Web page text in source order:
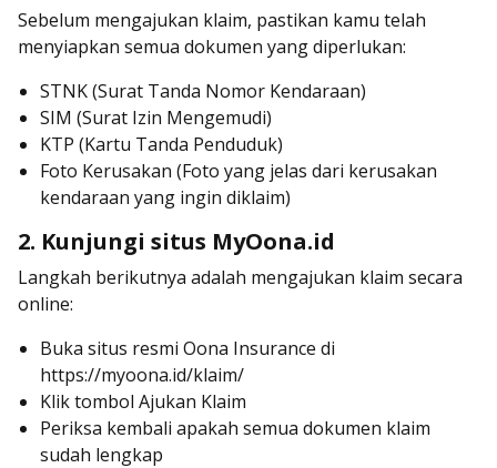
Sebelum mengajukan klaim, pastikan kamu telah
menyiapkan semua dokumen yang diperlukan:
STNK (Surat Tanda Nomor Kendaraan)
SIM (Surat Izin Mengemudi)
KTP (Kartu Tanda Penduduk)
Foto Kerusakan (Foto yang jelas dari kerusakan
kendaraan yang ingin diklaim)
2. Kunjungi situs MyOona.id
Langkah berikutnya adalah mengajukan klaim secara
online:
Buka situs resmi Oona Insurance di
https://myoona.id/klaim/
Klik tombol Ajukan Klaim
Periksa kembali apakah semua dokumen klaim
sudah lengkap